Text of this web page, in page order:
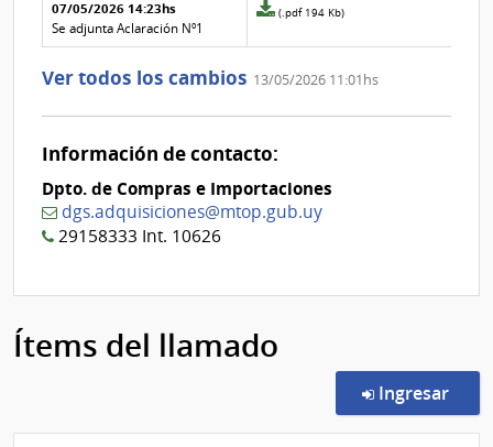
1
07/05/2026 14:23hs
Se adjunta Aclaración Nº1
Archivo
de
aclaración
0
(.pdf 194 Kb)
Ver todos los cambios 13/05/2026 11:01hs
Información de contacto:
Dpto. de Compras e Importaciones
dgs.adquisiciones@mtop.gub.uy
29158333 Int. 10626
Ítems del llamado
Ingresar